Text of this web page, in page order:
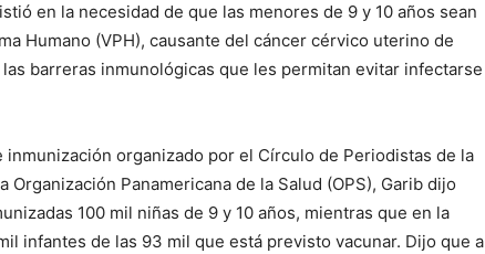
en la necesidad de que las menores de 9 y 10 años sean
Humano (VPH), causante del cáncer cérvico uterino de
barreras inmunológicas que les permitan evitar infectarse
organizado por el Círculo de Periodistas de la
Organización Panamericana de la Salud (OPS), Garib dijo
100 mil niñas de 9 y 10 años, mientras que en la
infantes de las 93 mil que está previsto vacunar. Dijo que a